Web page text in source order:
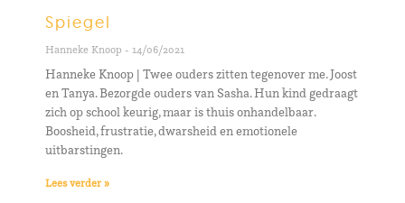
Spiegel
Hanneke Knoop 14/06/2021
Hanneke Knoop | Twee ouders zitten tegenover me. Joost
en Tanya. Bezorgde ouders van Sasha. Hun kind gedraagt
zich op school keurig, maar is thuis onhandelbaar.
Boosheid, frustratie, dwarsheid en emotionele
uitbarstingen.
Lees verder »